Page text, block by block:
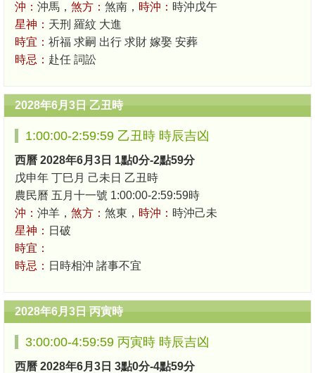
沖： 沖馬， 煞方： 煞南， 時沖： 時沖戊午
星神： 天刑 羅紋 大進
時宜： 祈福 求嗣 出行 求財 嫁娶 安葬
時忌： 赴任 詞訟
2028年6月3日 乙丑時
1:00:00-2:59:59 乙丑時 時辰吉凶
西曆 2028年6月3日 1點0分-2點59分
戊申年 丁巳月 己未日 乙丑時
農民曆 五月十一號 1:00:00-2:59:59時
沖： 沖羊， 煞方： 煞東， 時沖： 時沖己未
星神： 日破
時宜：
時忌： 日時相沖 諸事不宜
2028年6月3日 丙寅時
3:00:00-4:59:59 丙寅時 時辰吉凶
西曆 2028年6月3日 3點0分-4點59分